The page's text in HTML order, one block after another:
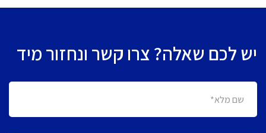
יש לכם שאלה? צרו קשר ונחזור מיד